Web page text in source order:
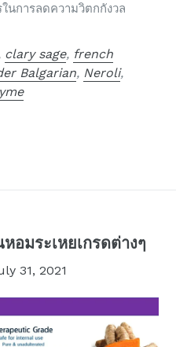
นการลดความวิตกกังวล
clary sage, french
Balgarian, Neroli,
อมระเหยเกรดต่างๆ
31, 2021